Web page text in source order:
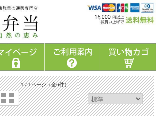
1 / 1ページ（全6件）